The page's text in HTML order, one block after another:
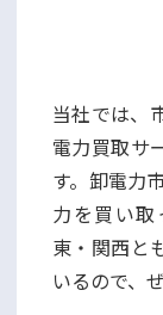
当社では、
電力買取サ
す。卸電力
力を買い
東・関西と
いるので、